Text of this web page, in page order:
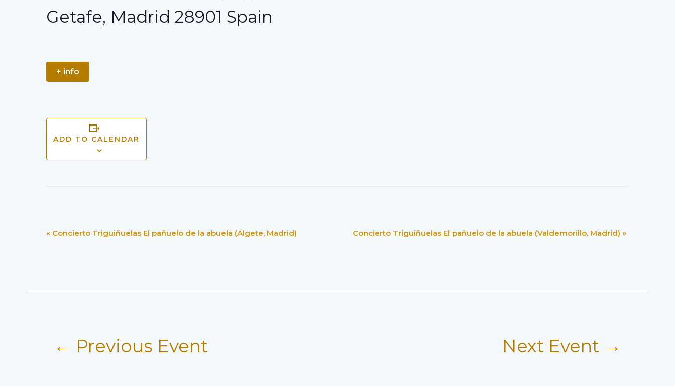
Getafe, Madrid 28901 Spain
+ info
ADD TO CALENDAR
V
A
« Concierto Triguiñuelas El pañuelo de la abuela (Algete, Madrid) Concierto Triguiñuelas El pañuelo de la abuela (Valdemorillo, Madrid) »
← Previous Event Next Event →